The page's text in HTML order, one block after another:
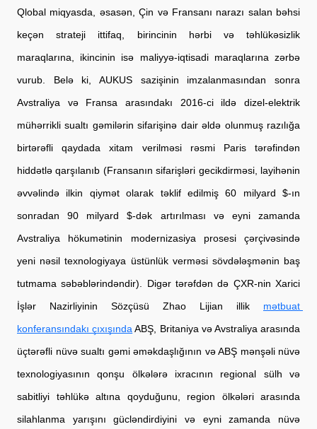
Qlobal miqyasda, əsasən, Çin və Fransanı narazı salan bəhsi
keçən strateji ittifaq, birincinin hərbi və təhlükəsizlik
maraqlarına, ikincinin isə maliyyə-iqtisadi maraqlarına zərbə
vurub. Belə ki, AUKUS sazişinin imzalanmasından sonra
Avstraliya və Fransa arasındakı 2016-ci ildə dizel-elektrik
mühərrikli sualtı gəmilərin
birtərəfli qaydada xitam verilməsi rəsmi Paris tərəfindən
hiddətlə qarşılanıb (Fransanın sifarişləri gecikdirməsi, layihənin
əvvəlində ilkin qiymət olarak təklif edilmiş 60 milyard $-ın
sonradan 90 milyard $-dək artırılması və eyni zamanda
Avstraliya hökumətinin modernizasiya prosesi çərçivəsində
yeni nəsil texnologiyaya üstünlük verməsi sövdələşmənin baş
tutmama səbəblərindəndir). Digər tərəfdən də ÇXR-nin Xarici
İşlər Nazirliyinin Sözçüsü Zhao Lijian illik
mətbuat
konferansındakı çıxışında ABŞ, Britaniya və Avstraliya arasında
üçtərəfli nüvə sualtı gəmi əməkdaşlığının və ABŞ mənşəli nüvə
texnologiyasının qonşu ölkələrə ixracının regional sülh və
sabitliyi təhlükə altına qoyduğunu, region ölkələri arasında
silahlanma yarışını gücləndirdiyini və eyni zamanda nüvə